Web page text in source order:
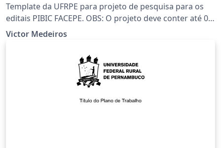
Template da UFRPE para projeto de pesquisa para os
editais PIBIC FACEPE. OBS: O projeto deve conter até 08
(oito) páginas, excetuando-se a capa e incluindo-se as
Victor Medeiros